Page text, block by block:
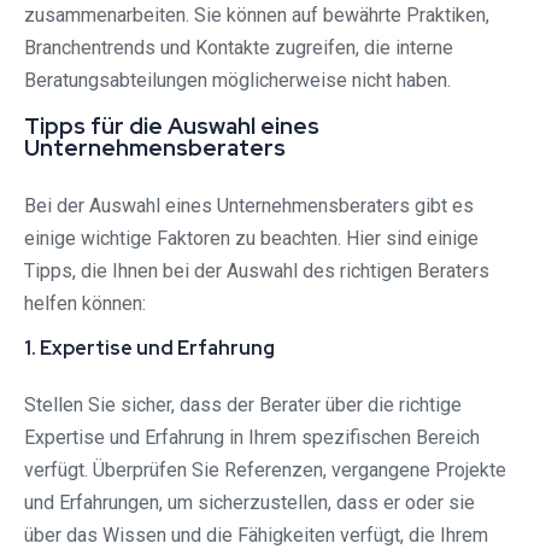
zusammenarbeiten. Sie können auf bewährte Praktiken,
Branchentrends und Kontakte zugreifen, die interne
Beratungsabteilungen möglicherweise nicht haben.
Tipps für die Auswahl eines
Unternehmensberaters
Bei der Auswahl eines Unternehmensberaters gibt es
einige wichtige Faktoren zu beachten. Hier sind einige
Tipps, die Ihnen bei der Auswahl des richtigen Beraters
helfen können:
1. Expertise und Erfahrung
Stellen Sie sicher, dass der Berater über die richtige
Expertise und Erfahrung in Ihrem spezifischen Bereich
verfügt. Überprüfen Sie Referenzen, vergangene Projekte
und Erfahrungen, um sicherzustellen, dass er oder sie
über das Wissen und die Fähigkeiten verfügt, die Ihrem